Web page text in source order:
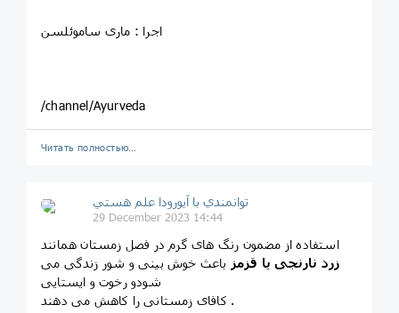
اجرا : ماری ساموئلسن
/channel/Ayurveda
Читать полностью…
توانمندي با آيورودا علم هستي
29 December 2023 14:44
استفاده از مضمون رنگ های گرم در فصل زمستان همانند
زرد نارنجی یا قزمز باعث خوش بینی و شور زندگی می
شودو رخوت و ایستایی
کافای زمستانی را کاهش می دهند .